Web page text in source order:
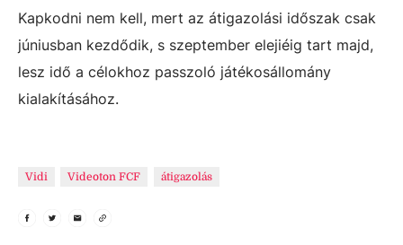
Kapkodni nem kell, mert az átigazolási időszak csak
júniusban kezdődik, s szeptember elejiéig tart majd,
lesz idő a célokhoz passzoló játékosállomány
kialakításához.
Vidi Videoton FCF átigazolás